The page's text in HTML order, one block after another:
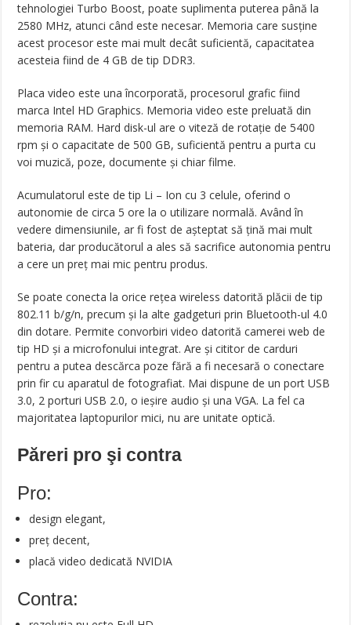
tehnologiei Turbo Boost, poate suplimenta puterea până la
2580 MHz, atunci când este necesar. Memoria care susţine
acest procesor este mai mult decât suficientă, capacitatea
acesteia fiind de 4 GB de tip DDR3.
Placa video este una încorporată, procesorul grafic fiind
marca Intel HD Graphics. Memoria video este preluată din
memoria RAM. Hard disk-ul are o viteză de rotaţie de 5400
rpm şi o capacitate de 500 GB, suficientă pentru a purta cu
voi muzică, poze, documente şi chiar filme.
Acumulatorul este de tip Li – Ion cu 3 celule, oferind o
autonomie de circa 5 ore la o utilizare normală. Având în
vedere dimensiunile, ar fi fost de aşteptat să ţină mai mult
bateria, dar producătorul a ales să sacrifice autonomia pentru
a cere un preţ mai mic pentru produs.
Se poate conecta la orice reţea wireless datorită plăcii de tip
802.11 b/g/n, precum şi la alte gadgeturi prin Bluetooth-ul 4.0
din dotare. Permite convorbiri video datorită camerei web de
tip HD şi a microfonului integrat. Are şi cititor de carduri
pentru a putea descărca poze fără a fi necesară o conectare
prin fir cu aparatul de fotografiat. Mai dispune de un port USB
3.0, 2 porturi USB 2.0, o ieşire audio şi una VGA. La fel ca
majoritatea laptopurilor mici, nu are unitate optică.
Păreri pro şi contra
Pro:
design elegant,
preț decent,
placă video dedicată NVIDIA
Contra: